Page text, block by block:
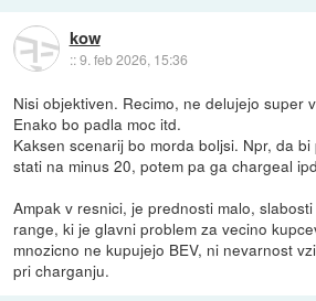
kow
::9. feb 2026, 15:36
Nisi objektiven. Recimo, ne delujejo super
Enako bo padla moc itd.
Kaksen scenarij bo morda boljsi. Npr, da
stati na minus 20, potem pa ga chargeal
Ampak v resnici, je prednosti malo,
range, ki je glavni problem za vecino
mnozicno ne kupujejo BEV, ni nevarnost
pri charganju.